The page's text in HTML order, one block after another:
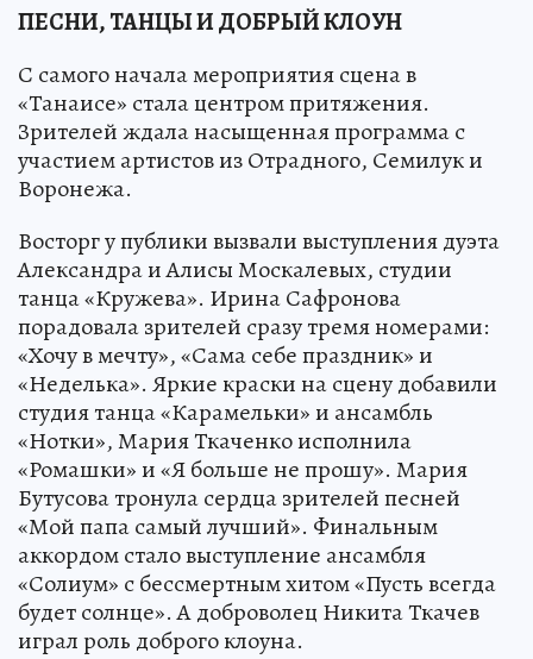
ПЕСНИ, ТАНЦЫ И ДОБРЫЙ КЛОУН
С самого начала мероприятия сцена в
«Танаисе» стала центром притяжения.
Зрителей ждала насыщенная программа с
участием артистов из Отрадного, Семилук и
Воронежа.
Восторг у публики вызвали выступления дуэта
Александра и Алисы Москалевых, студии
танца «Кружева». Ирина Сафронова
порадовала зрителей сразу тремя номерами:
«Хочу в мечту», «Сама себе праздник» и
«Неделька». Яркие краски на сцену добавили
студия танца «Карамельки» и ансамбль
«Нотки», Мария Ткаченко исполнила
«Ромашки» и «Я больше не прошу». Мария
Бутусова тронула сердца зрителей песней
«Мой папа самый лучший». Финальным
аккордом стало выступление ансамбля
«Солиум» с бессмертным хитом «Пусть всегда
будет солнце». А доброволец Никита Ткачев
играл роль доброго клоуна.